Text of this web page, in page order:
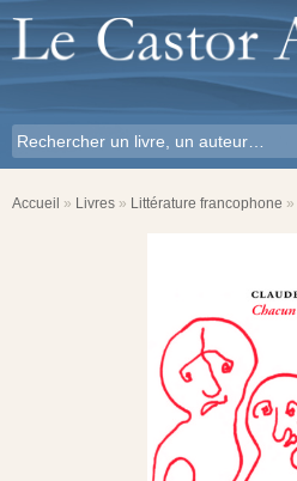
Accueil » Livres » Littérature francophone »